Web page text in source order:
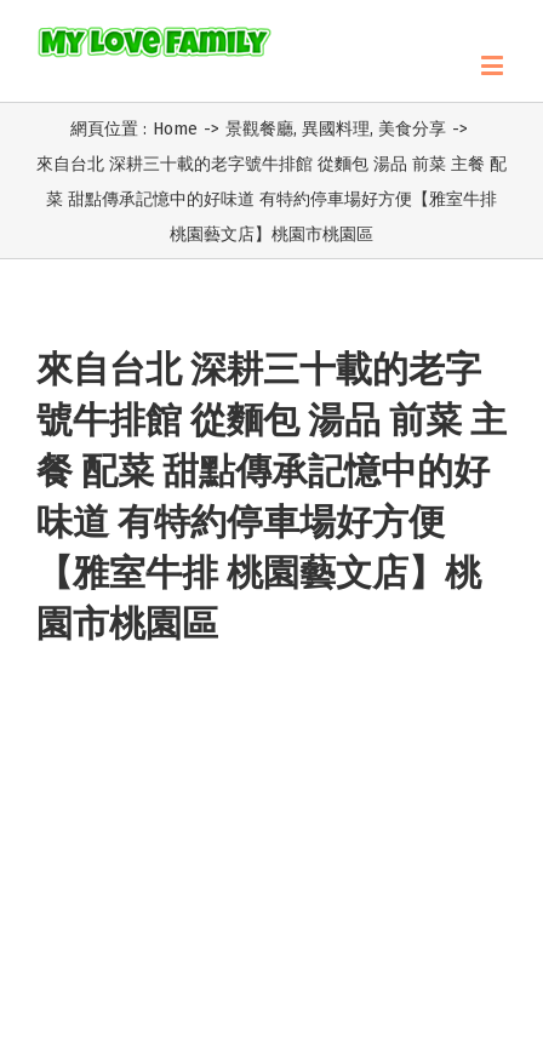
網頁位置 : Home -> 景觀餐廳, 異國料理, 美食分享 ->
來自台北 深耕三十載的老字號牛排館 從麵包 湯品 前菜 主餐 配
菜 甜點傳承記憶中的好味道 有特約停車場好方便【雅室牛排
桃園藝文店】桃園市桃園區
來自台北 深耕三十載的老字
號牛排館 從麵包 湯品 前菜 主
餐 配菜 甜點傳承記憶中的好
味道 有特約停車場好方便
【雅室牛排 桃園藝文店】桃
園市桃園區